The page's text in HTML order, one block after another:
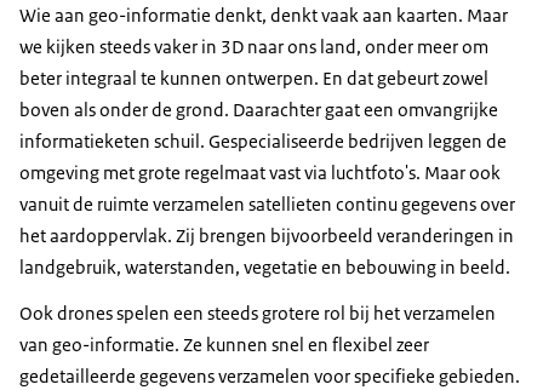
Wie aan geo-informatie denkt, denkt vaak aan kaarten. Maar
we kijken steeds vaker in 3D naar ons land, onder meer om
beter integraal te kunnen ontwerpen. En dat gebeurt zowel
boven als onder de grond. Daarachter gaat een omvangrijke
informatieketen schuil. Gespecialiseerde bedrijven leggen de
omgeving met grote regelmaat vast via luchtfoto's. Maar ook
vanuit de ruimte verzamelen satellieten continu gegevens over
het aardoppervlak. Zij brengen bijvoorbeeld veranderingen in
landgebruik, waterstanden, vegetatie en bebouwing in beeld.
Ook drones spelen een steeds grotere rol bij het verzamelen
van geo-informatie. Ze kunnen snel en flexibel zeer
gedetailleerde gegevens verzamelen voor specifieke gebieden.